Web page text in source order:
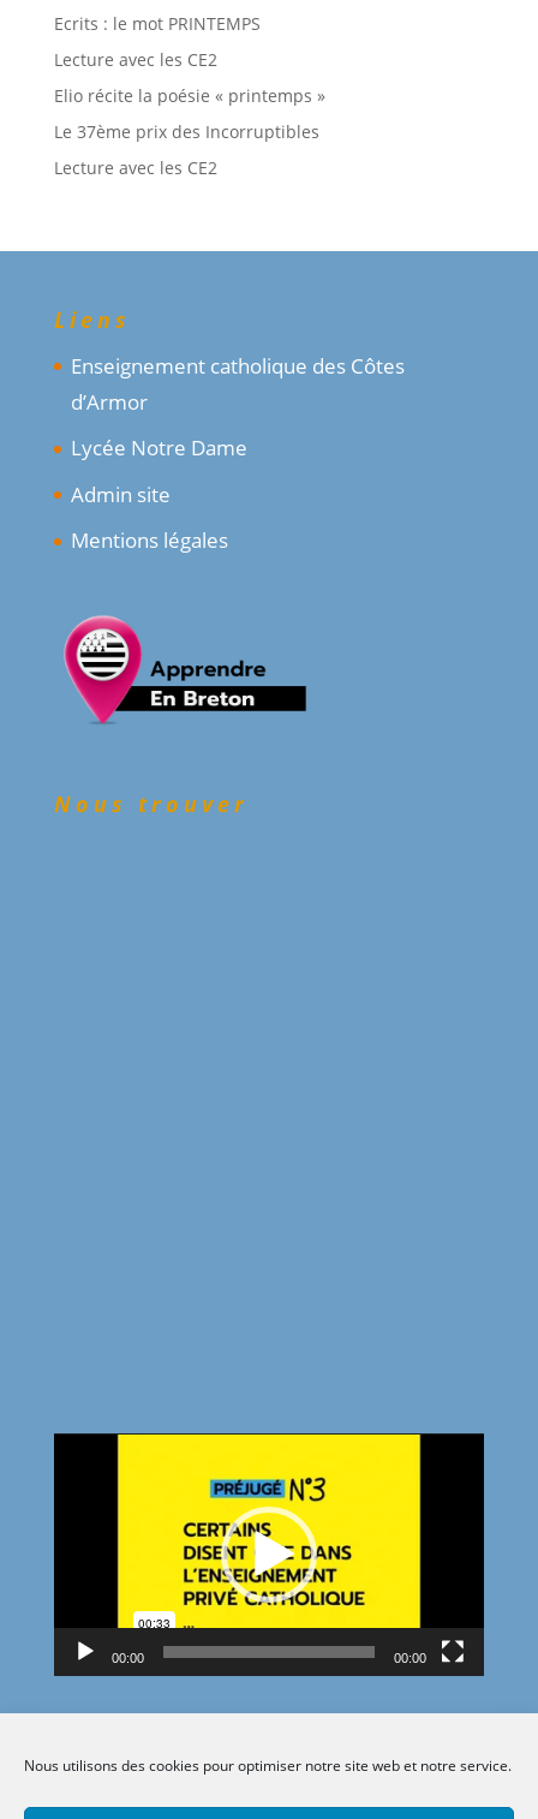
Nous utilisons des cookies pour optimiser notre site web et notre service.
Ecrits : le mot PRINTEMPS
Lecture avec les CE2
Elio récite la poésie « printemps »
Le 37ème prix des Incorruptibles
Lecture avec les CE2
Liens
Enseignement catholique des Côtes
d’Armor
Lycée Notre Dame
Admin site
Mentions légales
Nous trouver
00:00 00:00